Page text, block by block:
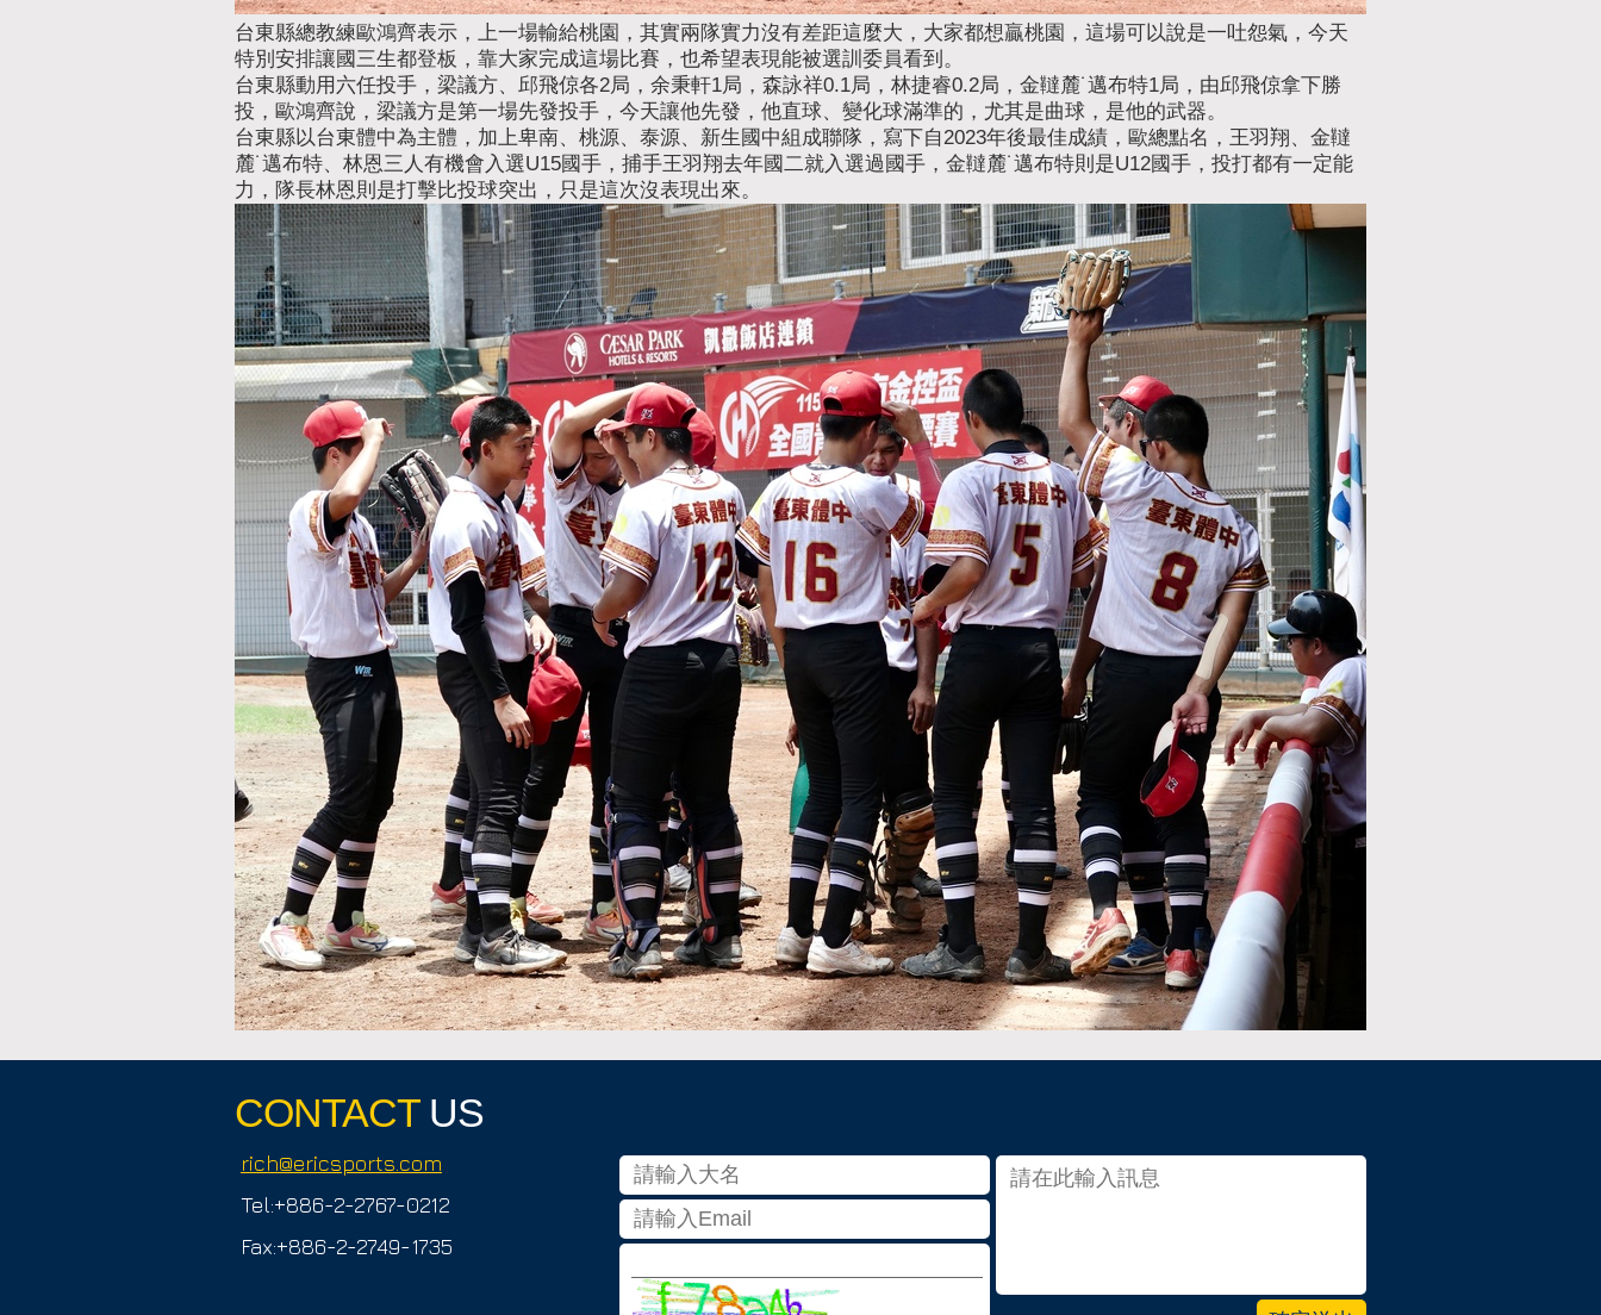
台東縣總教練歐鴻齊表示，上一場輸給桃園，其實兩隊實力沒有差距這麼大，大家都想贏桃園，這場可以說是一吐怨氣，今天
特別安排讓國三生都登板，靠大家完成這場比賽，也希望表現能被選訓委員看到。
台東縣動用六任投手，梁議方、邱飛倞各2局，余秉軒1局，森詠祥0.1局，林捷睿0.2局，金韃麓˙邁布特1局，由邱飛倞拿下勝
投，歐鴻齊說，梁議方是第一場先發投手，今天讓他先發，他直球、變化球滿準的，尤其是曲球，是他的武器。
台東縣以台東體中為主體，加上卑南、桃源、泰源、新生國中組成聯隊，寫下自2023年後最佳成績，歐總點名，王羽翔、金韃
麓˙邁布特、林恩三人有機會入選U15國手，捕手王羽翔去年國二就入選過國手，金韃麓˙邁布特則是U12國手，投打都有一定能
力，隊長林恩則是打擊比投球突出，只是這次沒表現出來。
CONTACTUS
rich@ericsports.com
Tel:+886-2-2767-0212
Fax:+886-2-2749-1735